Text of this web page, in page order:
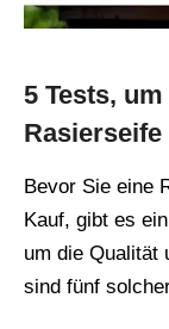
5 Tests,
Bevor Sie eine
Kauf, gibt es
um die Qualität
sind fünf